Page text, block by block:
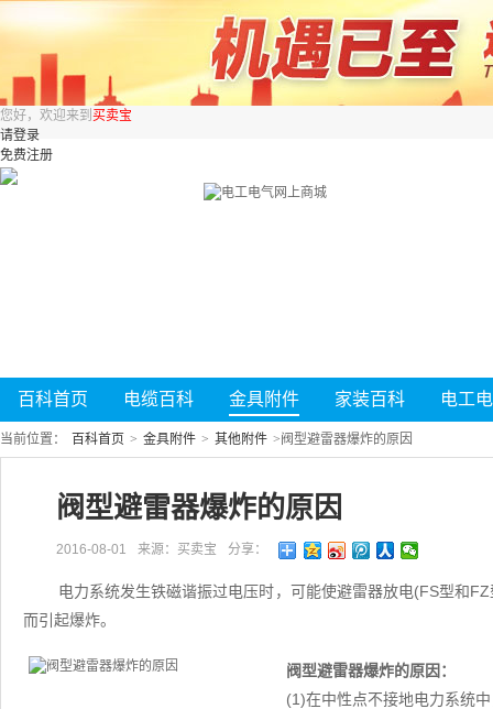
您好，欢迎来到 买卖宝
请登录
免费注册
百科首页 电缆百科 金具附件 家装百科 电工
当前位置： 百科首页 > 金具附件 > 其他附件 >阀型避雷器爆炸的原因
阀型避雷器爆炸的原因
2016-08-01 来源：买卖宝 分享：
电力系统发生铁磁谐振过电压时，可能使避雷器放电(FS型和
而引起爆炸。
阀型避雷器爆炸的原因：
(1)在中性点不接地电力系统